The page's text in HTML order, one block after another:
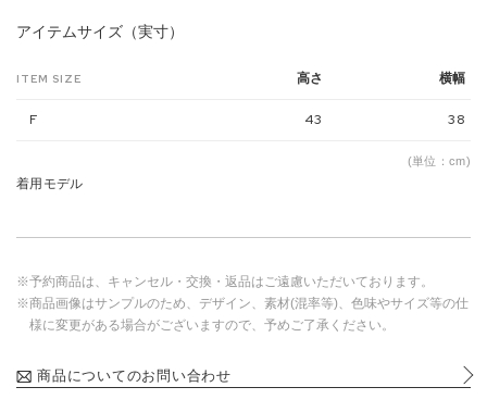
アイテムサイズ（実寸）
ITEM SIZE 高さ 横幅
F 43 38
(単位：cm)
着用モデル
※予約商品は、キャンセル・交換・返品はご遠慮いただいております。
※商品画像はサンプルのため、デザイン、素材(混率等)、色味やサイズ等の仕
様に変更がある場合がございますので、予めご了承ください。
商品についてのお問い合わせ